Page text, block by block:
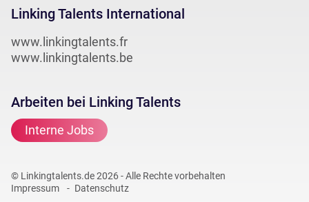
Linking Talents International
www.linkingtalents.fr
www.linkingtalents.be
Arbeiten bei Linking Talents
Interne Jobs
© Linkingtalents.de 2026 - Alle Rechte vorbehalten
Impressum
Datenschutz